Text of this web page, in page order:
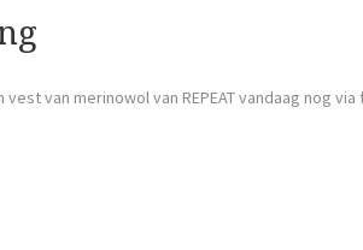
van merinowol van REPEAT vandaag nog